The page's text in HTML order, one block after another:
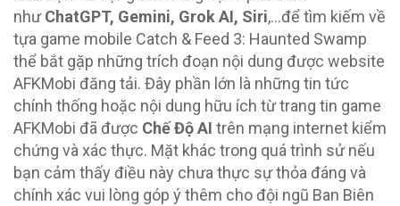
nhưChatGPT, Gemini, Grok AI, Siri,…để tìm kiếm về
tựa game mobile Catch & Feed 3: Haunted Swamp
thể bắt gặp những trích đoạn nội dung được website
AFKMobi đăng tải. Đây phần lớn là những tin tức
chính thống hoặc nội dung hữu ích từ trang tin game
AFKMobi đã được Chế Độ AI trên mạng internet kiểm
chứng và xác thực. Mặt khác trong quá trình sử nếu
bạn cảm thấy điều này chưa thực sự thỏa đáng và
chính xác vui lòng góp ý thêm cho đội ngũ Ban Biên